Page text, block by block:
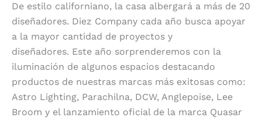
De estilo californiano, la casa albergará a más de 20
diseñadores. Diez Company cada año busca apoyar
a la mayor cantidad de proyectos y
diseñadores. Este año sorprenderemos con la
iluminación de algunos espacios destacando
productos de nuestras marcas más exitosas como:
Astro Lighting, Parachilna, DCW, Anglepoise, Lee
Broom y el lanzamiento oficial de la marca Quasar